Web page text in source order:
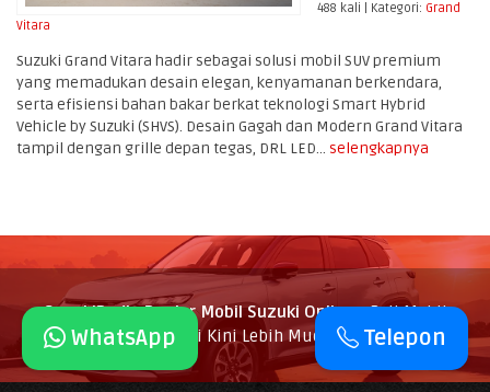
488 kali | Kategori: Grand
Vitara
Suzuki Grand Vitara hadir sebagai solusi mobil SUV premium
yang memadukan desain elegan, kenyamanan berkendara,
serta efisiensi bahan bakar berkat teknologi Smart Hybrid
Vehicle by Suzuki (SHVS). Desain Gagah dan Modern Grand Vitara
tampil dengan grille depan tegas, DRL LED... selengkapnya
SuzukiPedia Dealer Mobil Suzuki Online- Beli Mobil
Suzuki Kini Lebih Mudah
Telepon
WhatsApp